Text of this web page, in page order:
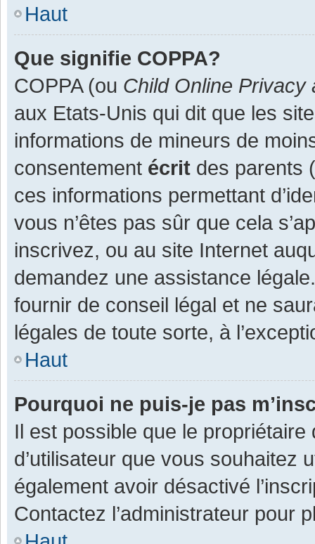
Haut
Que signifie COPPA?
COPPA (ou Child Online Privacy
aux Etats-Unis qui dit que les
informations de mineurs de
consentement écrit des parents
ces informations permettant
vous n’êtes pas sûr que cela
inscrivez, ou au site Internet
demandez une assistance
fournir de conseil légal et ne
légales de toute sorte, à
Haut
Pourquoi ne puis-je pas
Il est possible que le
d’utilisateur que vous souhaitez
également avoir désactivé
Contactez l’administrateur pour